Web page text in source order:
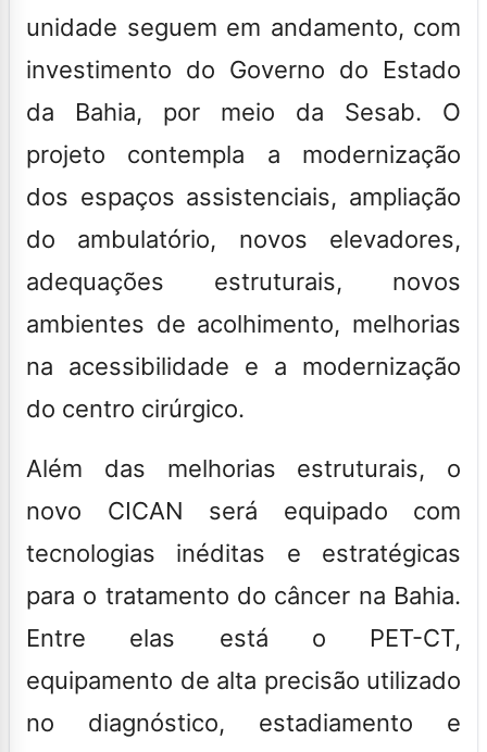
unidade seguem em andamento, com
investimento do Governo do Estado
da Bahia, por meio da Sesab. O
projeto contempla a modernização
dos espaços assistenciais, ampliação
do ambulatório, novos elevadores,
adequações estruturais, novos
ambientes de acolhimento, melhorias
na acessibilidade e a modernização
do centro cirúrgico.
Além das melhorias estruturais, o
novo CICAN será equipado com
tecnologias inéditas e estratégicas
para o tratamento do câncer na Bahia.
Entre elas está o PET-CT,
equipamento de alta precisão utilizado
no diagnóstico, estadiamento e